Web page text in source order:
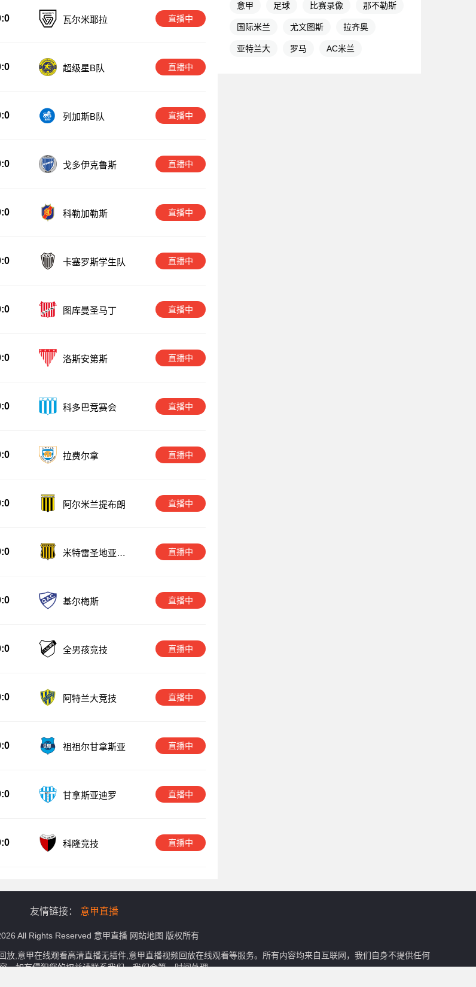
瓦尔米耶拉 直播中
超级星B队 直播中
列加斯B队 直播中
戈多伊克鲁斯 直播中
科勒加勒斯 直播中
卡塞罗斯学生队 直播中
图库曼圣马丁 直播中
洛斯安第斯 直播中
科多巴竞赛会 直播中
拉费尔拿 直播中
阿尔米兰提布朗 直播中
米特雷圣地亚哥
直播中
基尔梅斯 直播中
全男孩竞技 直播中
阿特兰大竞技 直播中
祖祖尔甘拿斯亚 直播中
甘拿斯亚迪罗 直播中
科隆竞技 直播中
意甲 足球 比赛录像 那不勒斯
国际米兰 尤文图斯 拉齐奥
亚特兰大 罗马 AC米兰
友情链接： 意甲直播
All Rights Reserved 意甲直播 网站地图 版权所有
,意甲在线观看高清直播无插件,意甲直播视频回放在线观看等服务。所有内容均来自互联网，我们自身不提供任何
，如有侵犯您的权益请联系我们，我们会第一时间处理。